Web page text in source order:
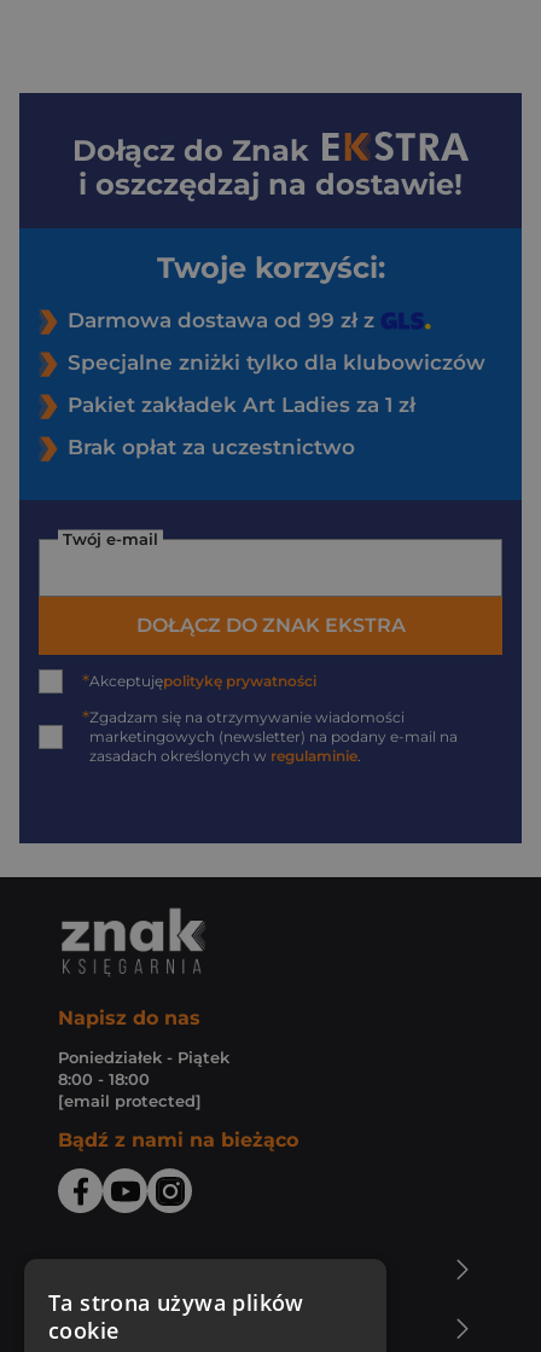
Dołącz do Znak
i oszczędzaj na dostawie!
Twoje korzyści:
Darmowa dostawa od 99 zł z
Specjalne zniżki tylko dla klubowiczów
Pakiet zakładek Art Ladies za 1 zł
Brak opłat za uczestnictwo
Twój e-mail
DOŁĄCZ DO ZNAK EKSTRA
*Akceptujępolitykę prywatności
*Zgadzam się na otrzymywanie wiadomości
marketingowych (newsletter) na podany e-mail na
zasadach określonych w regulaminie
Napisz do nas
Poniedziałek - Piątek
8:00 - 18:00
[email protected]
Bądź z nami na bieżąco
Zakupy u nas
Ta strona używa plików
cookie